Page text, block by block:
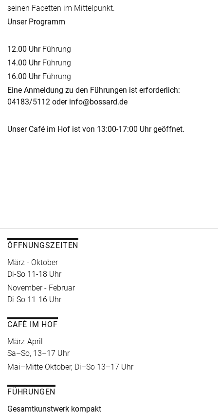
seinen Facetten im Mittelpunkt.
Unser Programm
12.00 UhrFührung
14.00 UhrFührung
16.00 UhrFührung
Eine Anmeldung zu den Führungen ist erforderlich:
04183/5112 oder info@bossard.de
Unser Café im Hof ist von 13:00-17:00 Uhr geöffnet.
ÖFFNUNGSZEITEN
März - Oktober
Di-So 11-18 Uhr
November - Februar
Di-So 11-16 Uhr
CAFÉ IM HOF
März-April
Sa–So, 13–17 Uhr
Mai–Mitte Oktober, Di–So 13–17 Uhr
FÜHRUNGEN
Gesamtkunstwerk kompakt